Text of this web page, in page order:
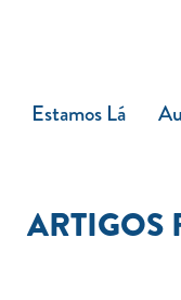
Estamos Lá
ARTIGOS